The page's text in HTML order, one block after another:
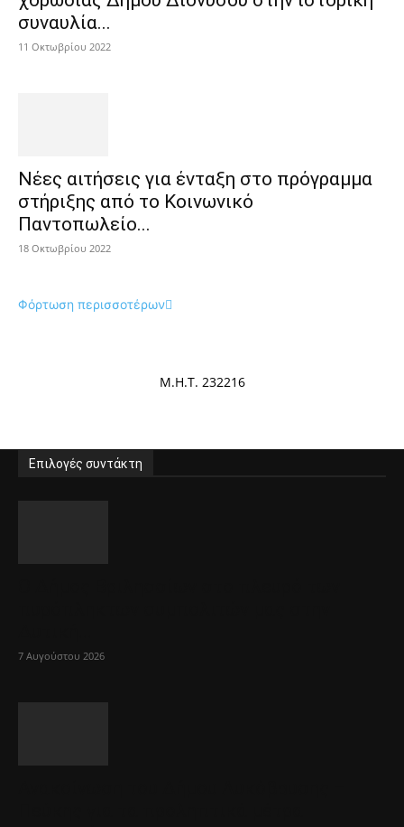
συναυλία...
11 Οκτωβρίου 2022
Νέες αιτήσεις για ένταξη στο πρόγραμμα
στήριξης από το Κοινωνικό
Παντοπωλείο...
18 Οκτωβρίου 2022
Φόρτωση περισσοτέρων
Μ.Η.Τ. 232216
Επιλογές συντάκτη
7 Αυγούστου 2026